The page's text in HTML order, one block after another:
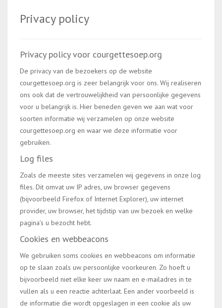
Privacy policy
Privacy policy voor courgettesoep.org
De privacy van de bezoekers op de website
courgettesoep.org is zeer belangrijk voor ons. Wij realiseren
ons ook dat de vertrouwelijkheid van persoonlijke gegevens
voor u belangrijk is. Hier beneden geven we aan wat voor
soorten informatie wij verzamelen op onze website
courgettesoep.org en waar we deze informatie voor
gebruiken.
Log files
Zoals de meeste sites verzamelen wij gegevens in onze log
files. Dit omvat uw IP adres, uw browser gegevens
(bijvoorbeeld Firefox of Internet Explorer), uw internet
provider, uw browser, het tijdstip van uw bezoek en welke
pagina’s u bezocht hebt.
Cookies en webbeacons
We gebruiken soms cookies en webbeacons om informatie
op te slaan zoals uw persoonlijke voorkeuren. Zo hoeft u
bijvoorbeeld niet elke keer uw naam en e-mailadres in te
vullen als u een reactie achterlaat. Een ander voorbeeld is
de informatie die wordt opgeslagen in een cookie als uw